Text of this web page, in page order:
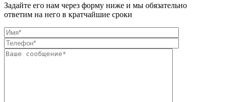
Задайте его нам через форму ниже и мы обязательно
ответим на него в кратчайшие сроки